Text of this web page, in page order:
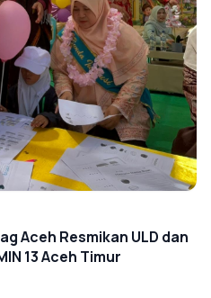
Aceh Resmikan ULD dan
13 Aceh Timur